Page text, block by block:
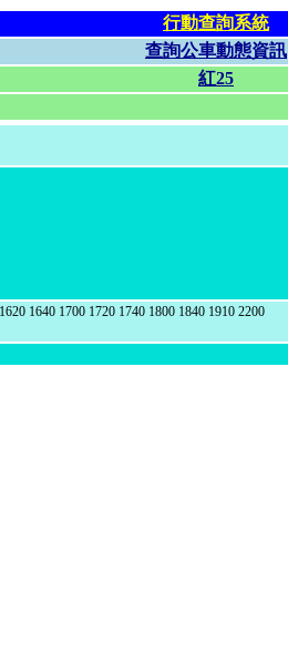
行動查詢系統
查詢公車動態資訊
紅25
1640 1700 1720 1740 1800 1840 1910 2200